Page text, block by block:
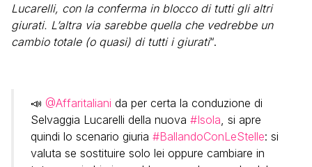
Lucarelli, con la conferma in blocco di tutti gli altri
giurati. L’altra via sarebbe quella che vedrebbe un
cambio totale (o quasi) di tutti i giurati“.
📣 @Affaritaliani da per certa la conduzione di
Selvaggia Lucarelli della nuova #Isola, si apre
quindi lo scenario giuria #BallandoConLeStelle: si
valuta se sostituire solo lei oppure cambiare in